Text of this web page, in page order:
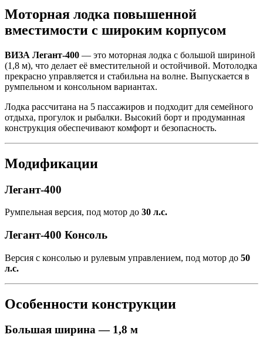
Моторная лодка повышенной
вместимости с широким корпусом
ВИЗА Легант-400 — это моторная лодка с большой шириной
(1,8 м), что делает её вместительной и остойчивой. Мотолодка
прекрасно управляется и стабильна на волне. Выпускается в
румпельном и консольном вариантах.
Лодка рассчитана на 5 пассажиров и подходит для семейного
отдыха, прогулок и рыбалки. Высокий борт и продуманная
конструкция обеспечивают комфорт и безопасность.
Модификации
Легант-400
Румпельная версия, под мотор до 30 л.с.
Легант-400 Консоль
Версия с консолью и рулевым управлением, под мотор до 50
л.с.
Особенности конструкции
Большая ширина — 1,8 м